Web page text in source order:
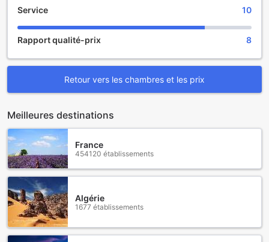
Service 10
Rapport qualité-prix 8
Retour vers les chambres et les prix
Meilleures destinations
France
454120 établissements
Algérie
1677 établissements